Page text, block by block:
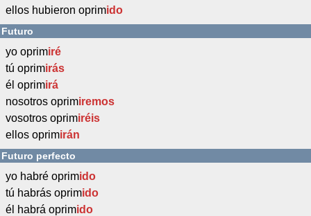
ellos hubieron oprimido
Futuro
yo oprimiré
tú oprimirás
él oprimirá
nosotros oprimiremos
vosotros oprimiréis
ellos oprimirán
Futuro perfecto
yo habré oprimido
tú habrás oprimido
él habrá oprimido